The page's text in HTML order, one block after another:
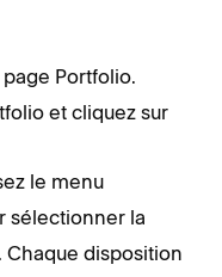
page Portfolio.
et cliquez sur
le menu
sélectionner la
disposition